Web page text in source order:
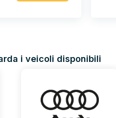
i veicoli disponibili